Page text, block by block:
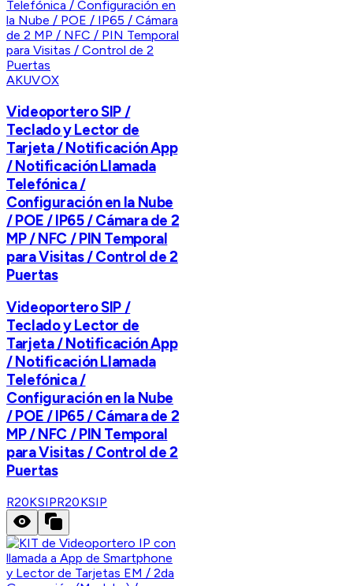
AKUVOX
Videoportero SIP /
Teclado y Lector de
Tarjeta / Notificación App
/ Notificación Llamada
Telefónica /
Configuración en la Nube
/ POE / IP65 / Cámara de 2
MP / NFC / PIN Temporal
para Visitas / Control de 2
Puertas
Videoportero SIP /
Teclado y Lector de
Tarjeta / Notificación App
/ Notificación Llamada
Telefónica /
Configuración en la Nube
/ POE / IP65 / Cámara de 2
MP / NFC / PIN Temporal
para Visitas / Control de 2
Puertas
R20KSIPR20KSIP